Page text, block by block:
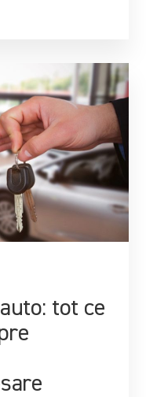
tot ce